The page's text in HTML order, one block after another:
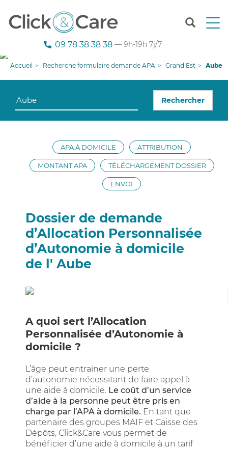
T
l
n
a
i
g
o
09 78 38 38 38 — 9h-19h 7j/7
Accueil Recherche formulaire demande APA Grand Est Aube
Rechercher
APA À DOMICILE ATTRIBUTION
MONTANT APA TÉLÉCHARGEMENT DOSSIER
ENVOI
Dossier de demande
d’Allocation Personnalisée
d’Autonomie à domicile
de l' Aube
A quoi sert l’Allocation
Personnalisée d’Autonomie à
domicile ?
L’âge peut entrainer une perte
d’autonomie nécessitant de faire appel à
une aide à domicile. Le coût d’un service
d’aide à la personne peut être pris en
charge par l’APA à domicile. En tant que
partenaire des groupes MAIF et Caisse des
Dépôts, Click&Care vous permet de
bénéficier d’une aide à domicile à un tarif